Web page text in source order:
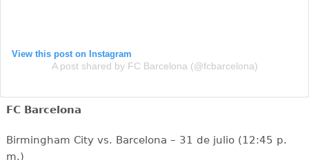
View this post on Instagram
A post shared by FC Barcelona (@fcbarcelona)
FC Barcelona
Birmingham City vs. Barcelona – 31 de julio (12:45 p.
m.)